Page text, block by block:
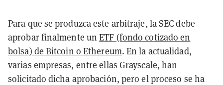
Para que se produzca este arbitraje, la SEC debe
aprobar finalmente unETF (fondo cotizado en
bolsa) de Bitcoin o Ethereum. En la actualidad,
varias empresas, entre ellas Grayscale, han
solicitado dicha aprobación, pero el proceso se ha